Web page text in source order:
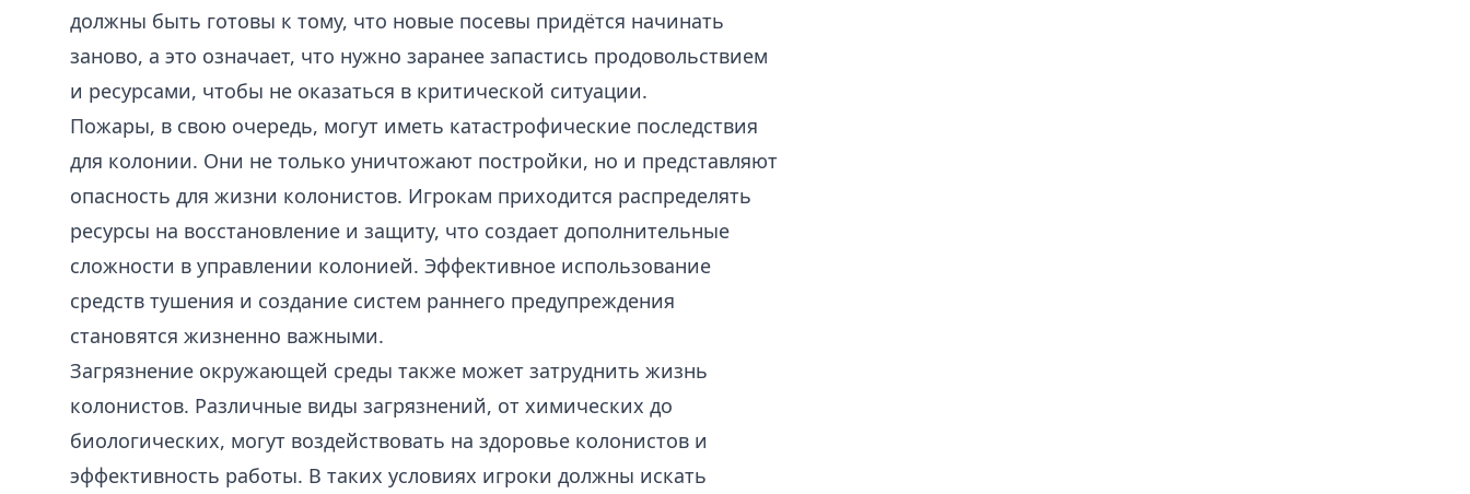
должны быть готовы к тому, что новые посевы придётся начинать
заново, а это означает, что нужно заранее запастись продовольствием
и ресурсами, чтобы не оказаться в критической ситуации.
Пожары, в свою очередь, могут иметь катастрофические последствия
для колонии. Они не только уничтожают постройки, но и представляют
опасность для жизни колонистов. Игрокам приходится распределять
ресурсы на восстановление и защиту, что создает дополнительные
сложности в управлении колонией. Эффективное использование
средств тушения и создание систем раннего предупреждения
становятся жизненно важными.
Загрязнение окружающей среды также может затруднить жизнь
колонистов. Различные виды загрязнений, от химических до
биологических, могут воздействовать на здоровье колонистов и
эффективность работы. В таких условиях игроки должны искать